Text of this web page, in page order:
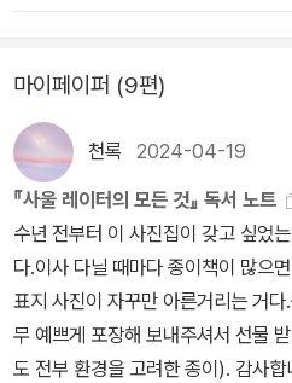
니다. 아니, 터무니없이 비쌌다기보
림”을 제법 값싸게 누릴 수 있었고,
확 퍼졌어요. ‘사울 레이터’를 우러
바랍니다. 해묵은 《アサヒカメラ》
렵잖이 찾아봅니다. 다들 주머니를
는 이야기를 그렸고, 아이들한테 물
개에 넣은 그림부터 ‘사울 레이터’
또렷이 드러나지 않나요? “이미 잘
잡이(모델)”를 찍어도 예쁘지만, 수
림을 놓치지 말기를 바라요
마이페이퍼 (9편)
천록 2024-04-19
『사울 레이터의 모든 것』 독서 노트
수년 전부터 이 사진집이 갖고 싶었
다.이사 다닐 때마다 종이책이 많으
표지 사진이 자꾸만 아른거리는 거
무 예쁘게 포장해 보내주셔서 선물
도 전부 환경을 고려한 종이). 감사